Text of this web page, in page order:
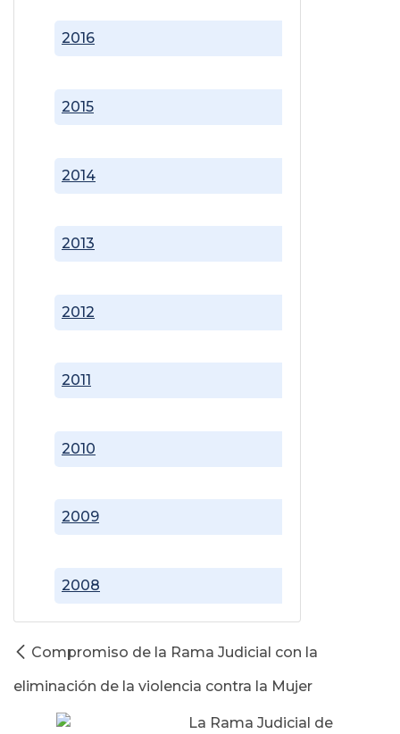
2008
2009
2010
2011
2012
2013
2014
2015
2016
Compromiso de la Rama Judicial con la
eliminación de la violencia contra la Mujer
La Rama Judicial de